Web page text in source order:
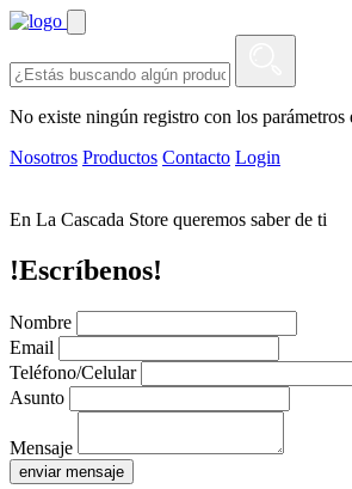
No existe ningún registro con los parámetros
Nosotros Productos Contacto Login
En La Cascada Store queremos saber de ti
!Escríbenos!
Nombre
Email
Teléfono/Celular
Asunto
Mensaje
enviar mensaje